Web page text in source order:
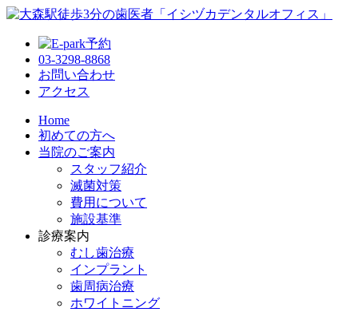
03-3298-8868
お問い合わせ
アクセス
Home
初めての方へ
当院のご案内
スタッフ紹介
滅菌対策
費用について
施設基準
診療案内
むし歯治療
インプラント
歯周病治療
ホワイトニング